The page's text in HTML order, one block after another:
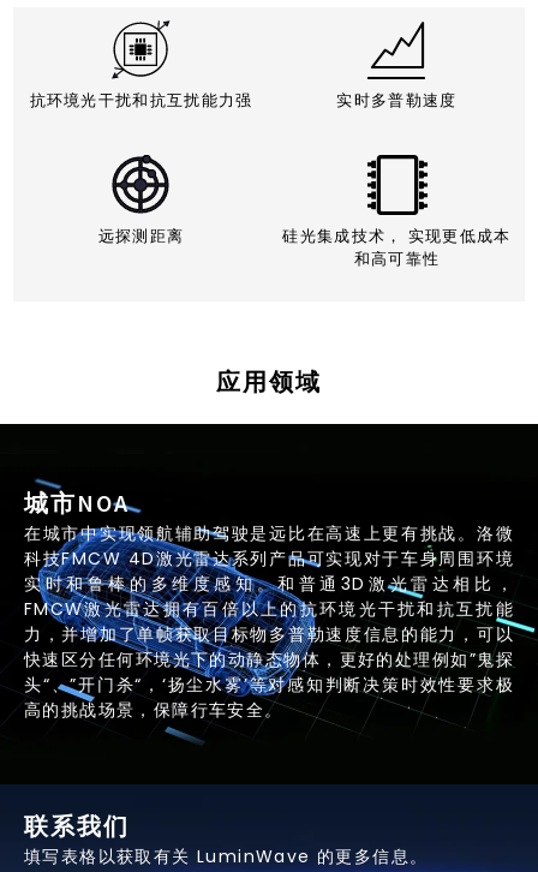
抗环境光干扰和抗互扰能力强 实时多普勒速度
远探测距离
硅光集成技术， 实现更低成本
和高可靠性
应用领域
城市NOA
在城市中实现领航辅助驾驶是远比在高速上更有挑战。洛微
科技FMCW 4D激光雷达系列产品可实现对于车身周围环境
实时和鲁棒的多维度感知。和普通3D激光雷达相比，
FMCW激光雷达拥有百倍以上的抗环境光干扰和抗互扰能
力，并增加了单帧获取目标物多普勒速度信息的能力，可以
快速区分任何环境光下的动静态物体，更好的处理例如”鬼探
头“、”开门杀“，‘扬尘水雾’等对感知判断决策时效性要求极
高的挑战场景，保障行车安全。
联系我们
填写表格以获取有关 LuminWave 的更多信息。